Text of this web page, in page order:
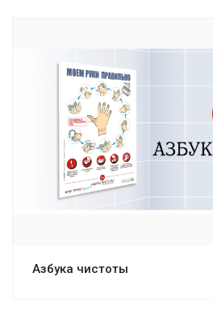
Смотреть проект
Азбука чистоты